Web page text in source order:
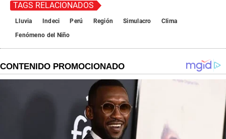
TAGS RELACIONADOS
Lluvia Indeci Perú Región Simulacro
Clima
Fenómeno del Niño